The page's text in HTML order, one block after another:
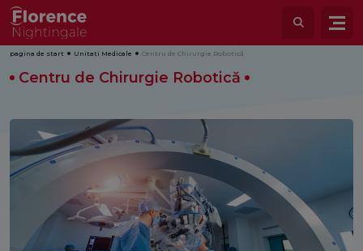
pagina de start Unitati Medicale Centru de Chirurgie Robotică
Centru de Chirurgie Robotică